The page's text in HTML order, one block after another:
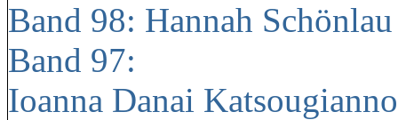
Band 98: Hannah
Band 97:
Ioanna Danai